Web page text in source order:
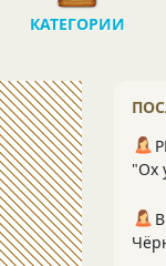
КАТЕГОРИИ
"Ох